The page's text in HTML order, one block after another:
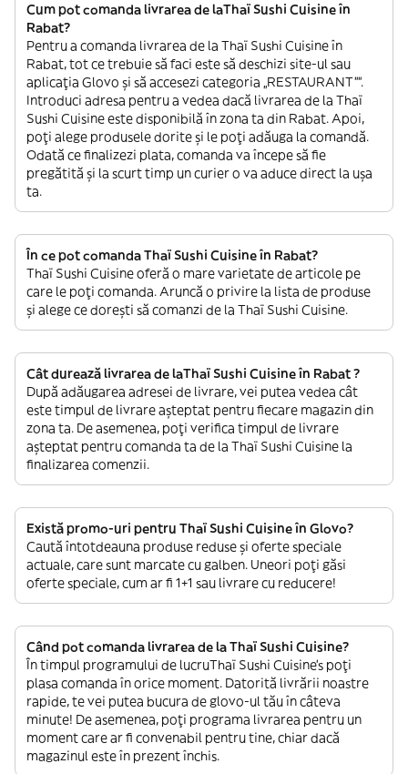
Cum pot comanda livrarea de laThaï Sushi Cuisine în
Rabat?
Pentru a comanda livrarea de la Thaï Sushi Cuisine în
Rabat, tot ce trebuie să faci este să deschizi site-ul sau
aplicația Glovo și să accesezi categoria „RESTAURANT””.
Introduci adresa pentru a vedea dacă livrarea de la Thaï
Sushi Cuisine este disponibilă în zona ta din Rabat. Apoi,
poți alege produsele dorite și le poți adăuga la comandă.
Odată ce finalizezi plata, comanda va începe să fie
pregătită și la scurt timp un curier o va aduce direct la ușa
ta.
În ce pot comanda Thaï Sushi Cuisine în Rabat?
Thaï Sushi Cuisine oferă o mare varietate de articole pe
care le poți comanda. Aruncă o privire la lista de produse
și alege ce dorești să comanzi de la Thaï Sushi Cuisine.
Cât durează livrarea de laThaï Sushi Cuisine în Rabat ?
După adăugarea adresei de livrare, vei putea vedea cât
este timpul de livrare așteptat pentru fiecare magazin din
zona ta. De asemenea, poți verifica timpul de livrare
așteptat pentru comanda ta de la Thaï Sushi Cuisine la
finalizarea comenzii.
Există promo-uri pentru Thaï Sushi Cuisine în Glovo?
Caută întotdeauna produse reduse și oferte speciale
actuale, care sunt marcate cu galben. Uneori poți găsi
oferte speciale, cum ar fi 1+1 sau livrare cu reducere!
Când pot comanda livrarea de la Thaï Sushi Cuisine?
În timpul programului de lucruThaï Sushi Cuisine’s poți
plasa comanda în orice moment. Datorită livrării noastre
rapide, te vei putea bucura de glovo-ul tău în câteva
minute! De asemenea, poți programa livrarea pentru un
moment care ar fi convenabil pentru tine, chiar dacă
magazinul este în prezent închis.